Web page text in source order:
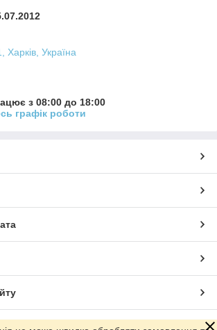
Харків, Україна
з 08:00 до 18:00
графік роботи
маркетплейсіProm.ua